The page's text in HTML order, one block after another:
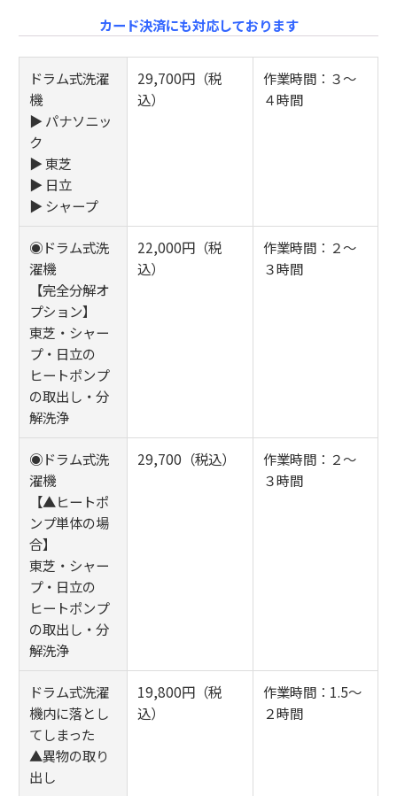
カード決済にも対応しております
ドラム式洗濯
機
▶ パナソニッ
ク
▶ 東芝
▶ 日立
▶ シャープ
29,700円（税
込）
作業時間：３～
４時間
◉ドラム式洗
濯機
【完全分解オ
プション】
東芝・シャー
プ・日立の
ヒートポンプ
の取出し・分
解洗浄
22,000円（税
込）
作業時間：２～
３時間
◉ドラム式洗
濯機
【▲ヒートポ
ンプ単体の場
合】
東芝・シャー
プ・日立の
ヒートポンプ
の取出し・分
解洗浄
29,700（税込）
作業時間：２～
３時間
ドラム式洗濯
機内に落とし
てしまった
▲異物の取り
出し
19,800円（税
込）
作業時間：1.5～
２時間